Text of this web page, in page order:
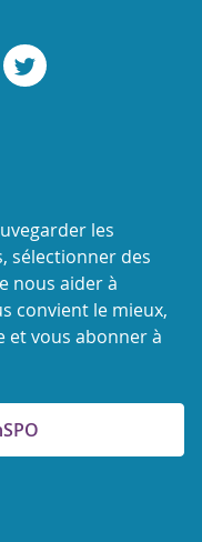
les
sélectionner des
nous aider à
convient le mieux,
et vous abonner à